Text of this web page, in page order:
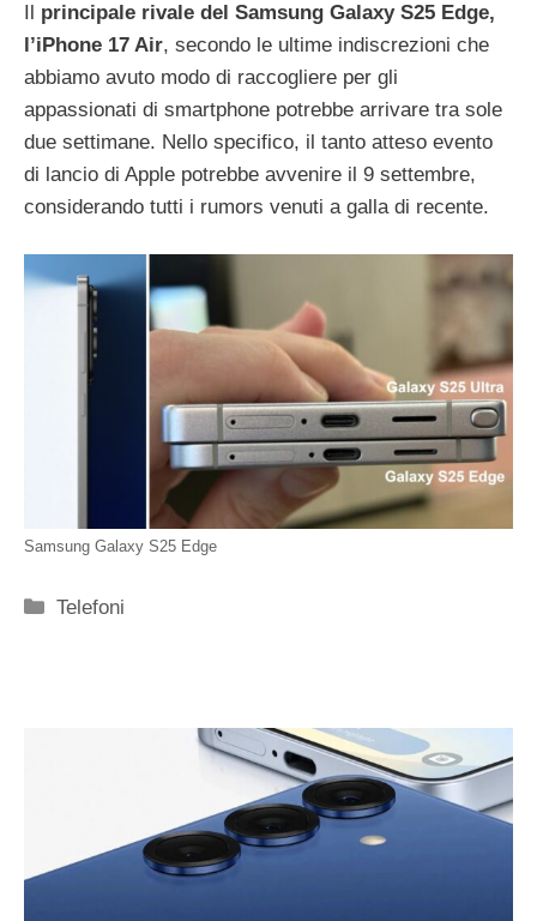
Il principale rivale del Samsung Galaxy S25 Edge,
l’iPhone 17 Air, secondo le ultime indiscrezioni che
abbiamo avuto modo di raccogliere per gli
appassionati di smartphone potrebbe arrivare tra sole
due settimane. Nello specifico, il tanto atteso evento
di lancio di Apple potrebbe avvenire il 9 settembre,
considerando tutti i rumors venuti a galla di recente.
Samsung Galaxy S25 Edge
Categorie
Telefoni